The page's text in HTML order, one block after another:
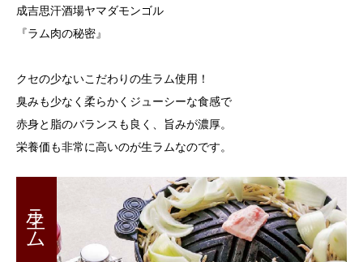
成吉思汗酒場ヤマダモンゴル
『ラム肉の秘密』
クセの少ないこだわりの生ラム使用！
臭みも少なく柔らかくジューシーな食感で
赤身と脂のバランスも良く、旨みが濃厚。
栄養価も非常に高いのが生ラムなのです。
生ラム